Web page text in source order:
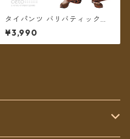
タイパンツ バリバティック柄
ブラウン 5タイプ リゾパン ロ
ング丈【メール便送料無料】
¥3,990